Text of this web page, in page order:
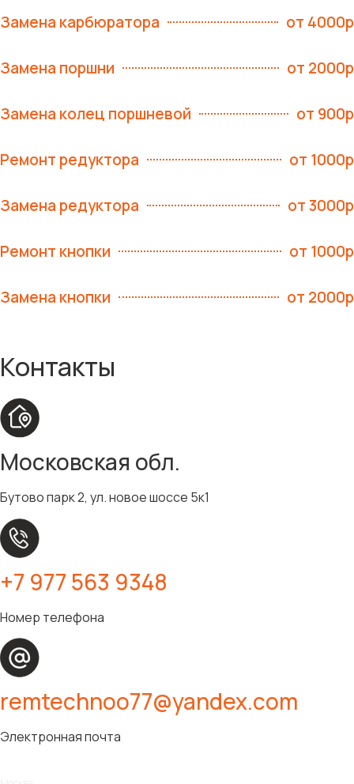
Замена карбюратора от 4000р
Замена поршни от 2000р
Замена колец поршневой от 900р
Ремонт редуктора от 1000р
Замена редуктора от 3000р
Ремонт кнопки от 1000р
Замена кнопки от 2000р
Контакты
Московская обл.
Бутово парк 2, ул. новое шоссе 5к1
+7 977 563 9348
Номер телефона
remtechnoo77@yandex.com
Электронная почта